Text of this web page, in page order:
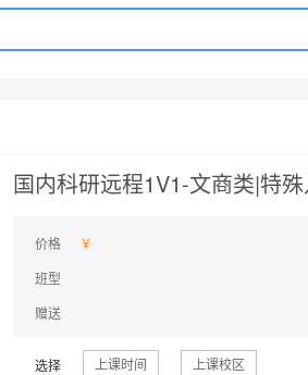
国内科研远程1V1-文商类|特
价格
班型
赠送
选择 上课时间 上课校区
武大3楼 武大4楼 鲁巷2楼
忘记
请勿将帐号信息提供给他人/机构